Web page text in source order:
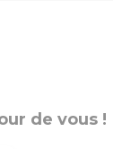
de vous !